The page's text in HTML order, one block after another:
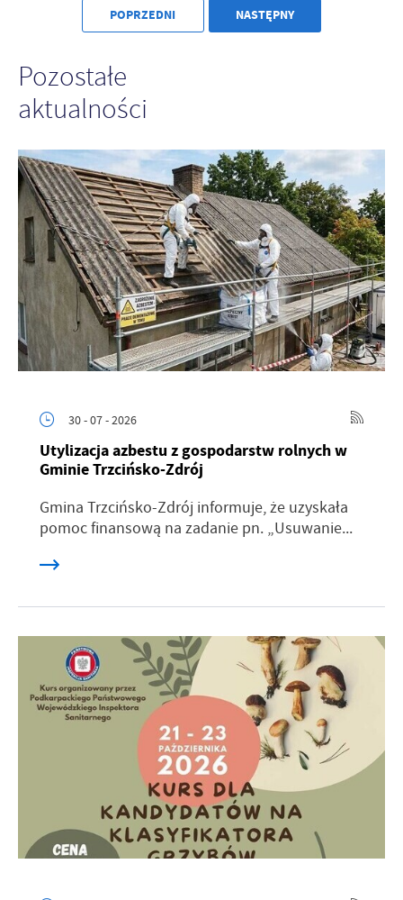
POPRZEDNI NASTĘPNY
Pozostałe
aktualności
30 - 07 - 2026
Utylizacja azbestu z gospodarstw rolnych w
Gminie Trzcińsko-Zdrój
Gmina Trzcińsko-Zdrój informuje, że uzyskała
pomoc finansową na zadanie pn. „Usuwanie...